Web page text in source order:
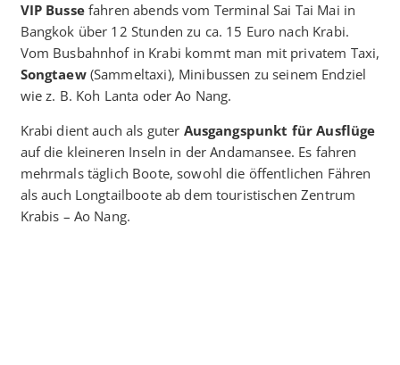
VIP Bussefahren abends vom Terminal Sai Tai Mai in
Bangkok über 12 Stunden zu ca. 15 Euro nach Krabi.
Vom Busbahnhof in Krabi kommt man mit privatem Taxi,
Songtaew(Sammeltaxi), Minibussen zu seinem Endziel
wie z. B. Koh Lanta oder Ao Nang.
Krabi dient auch als guter Ausgangspunkt für Ausflüge
auf die kleineren Inseln in der Andamansee. Es fahren
mehrmals täglich Boote, sowohl die öffentlichen Fähren
als auch Longtailboote ab dem touristischen Zentrum
Krabis – Ao Nang.